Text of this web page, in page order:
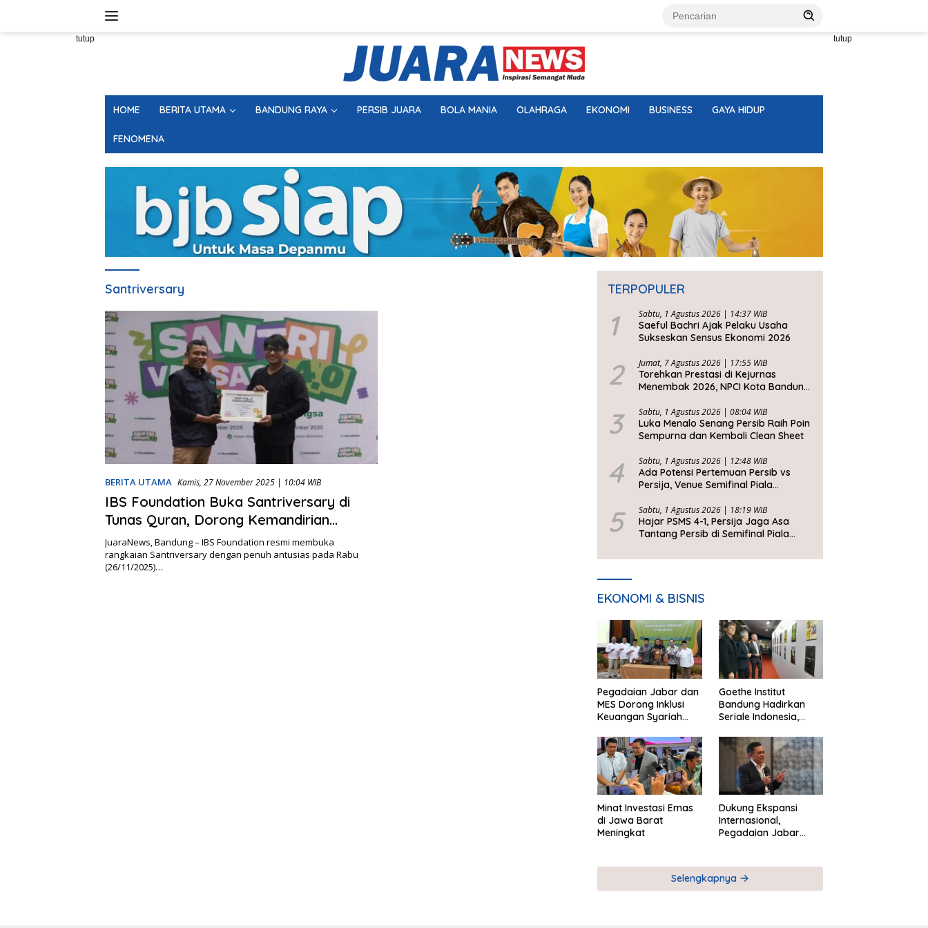
tutup tutup
HOME BERITA UTAMA BANDUNG RAYA PERSIB JUARA BOLA MANIA OLAHRAGA EKONOMI BUSINESS GAYA HIDUP
FENOMENA
Santriversary
BERITA UTAMA Kamis, 27 November 2025 | 10:04 WIB
IBS Foundation Buka Santriversary di
Tunas Quran, Dorong Kemandirian
Pangan Santri
JuaraNews, Bandung – IBS Foundation resmi membuka
rangkaian Santriversary dengan penuh antusias pada Rabu
(26/11/2025)…
TERPOPULER
1 Sabtu, 1 Agustus 2026 | 14:37 WIB
Saeful Bachri Ajak Pelaku Usaha
Sukseskan Sensus Ekonomi 2026
2 Jumat, 7 Agustus 2026 | 17:55 WIB
Torehkan Prestasi di Kejurnas
Menembak 2026, NPCI Kota Bandung
3 Sabtu, 1 Agustus 2026 | 08:04 WIB
Luka Menalo Senang Persib Raih Poin
Sempurna dan Kembali Clean Sheet
4 Sabtu, 1 Agustus 2026 | 12:48 WIB
Ada Potensi Pertemuan Persib vs
Persija, Venue Semifinal Piala
5 Sabtu, 1 Agustus 2026 | 18:19 WIB
Hajar PSMS 4-1, Persija Jaga Asa
Tantang Persib di Semifinal Piala
EKONOMI & BISNIS
Pegadaian Jabar dan
MES Dorong Inklusi
Keuangan Syariah
UMKM
Goethe Institut
Bandung Hadirkan
Seriale Indonesia,
Global Industri Serial
Minat Investasi Emas
di Jawa Barat
Meningkat
Dukung Ekspansi
Internasional,
Pegadaian Jabar
Pegadaian Timor
Leste
Selengkapnya